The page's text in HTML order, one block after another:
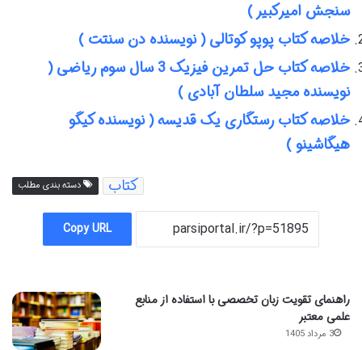
سنجش امیرکبیر )
خلاصه کتاب پوپو کوتالی ( نویسنده دن سنتت )
خلاصه کتاب حل تمرین فیزیک 3 سال سوم ریاضی (
نویسنده مجید سلطان آبادی )
خلاصه کتاب رستگاری یک قدیسه ( نویسنده کیگو
هیگاشینو )
دسته بندی مطلب کتاب
Copy URL
راهنمای تقویت زبان تخصصی با استفاده از منابع
علمی معتبر
3 مرداد 1405